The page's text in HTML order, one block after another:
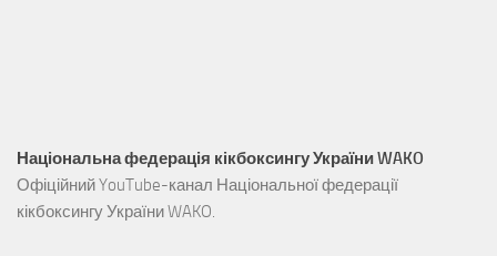
Національна федерація кікбоксингу України WAKO
Офіційний YouTube-канал Національної федерації
кікбоксингу України WAKO.